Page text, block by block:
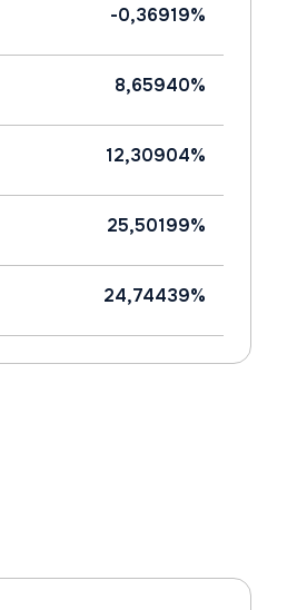
-0,36919%
8,65940%
12,30904%
25,50199%
24,74439%